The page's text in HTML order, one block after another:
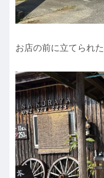
お店の前に立てられた